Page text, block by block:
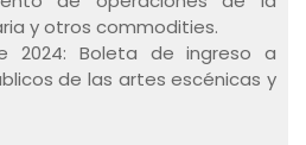
y otros commodities.
2024: Boleta de ingreso a
de las artes escénicas y